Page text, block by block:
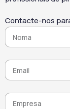
fachadas
enxaguar
pintura ou
hidrofugante.
utilizador reduz
de água e
Contacte-nos